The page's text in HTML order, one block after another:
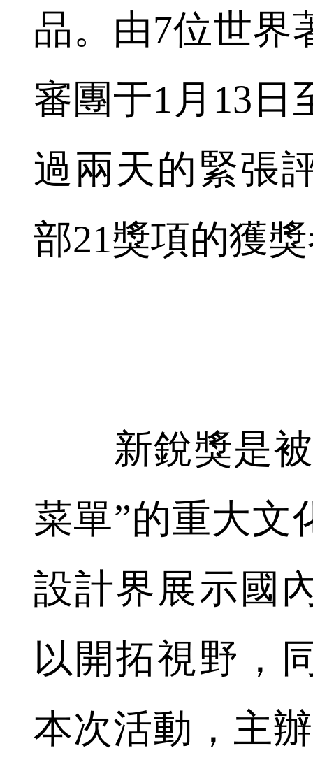
品。由7位世界
審團于1月13日
過兩天的緊張
部21獎項的獲
新銳獎是被
菜單”的重大文
設計界展示國
以開拓視野，
本次活動，主